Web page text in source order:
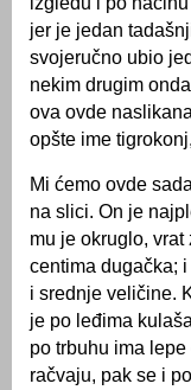
jer je jedan
svojeručno ubio
nekim drugim
ova ovde
opšte ime
Mi ćemo ovde
na slici. On je
mu je okruglo,
centima dugačka;
i srednje veličine.
je po leđima
po trbuhu ima
račvaju, pak se i